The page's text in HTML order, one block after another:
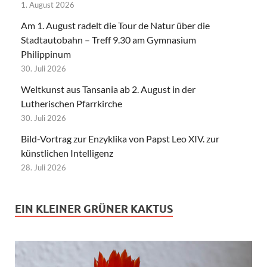
1. August 2026
Am 1. August radelt die Tour de Natur über die
Stadtautobahn – Treff 9.30 am Gymnasium
Philippinum
30. Juli 2026
Weltkunst aus Tansania ab 2. August in der
Lutherischen Pfarrkirche
30. Juli 2026
Bild-Vortrag zur Enzyklika von Papst Leo XIV. zur
künstlichen Intelligenz
28. Juli 2026
EIN KLEINER GRÜNER KAKTUS